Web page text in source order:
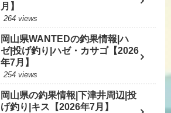
月】
264 views
岡山県WANTEDの釣果情報|ハ
ゼ|投げ釣り|ハゼ・カサゴ【2026
年7月】
254 views
岡山県の釣果情報|下津井周辺|投
げ釣り|キス【2026年7月】